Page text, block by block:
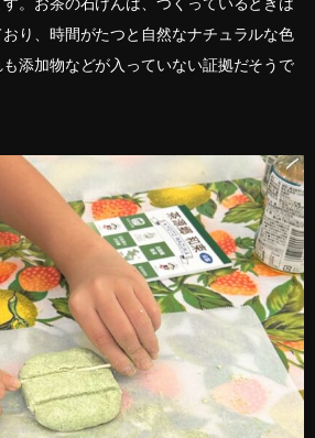
。お茶の石けんは、つくっているときは
り、時間がたつと自然なナチュラルな色
添加物などが入っていない証拠だそうで